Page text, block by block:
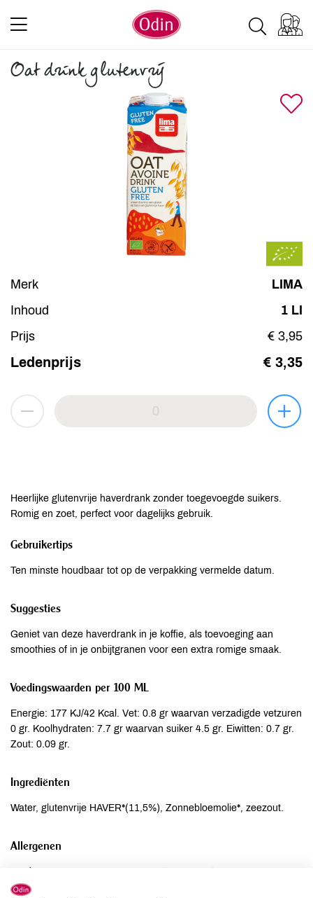
Oat drink glutenvrij
Merk
LIMA
Inhoud
1 LI
Prijs
€ 3,95
Ledenprijs € 3,35
Heerlijke glutenvrije haverdrank zonder toegevoegde suikers.
Romig en zoet, perfect voor dagelijks gebruik.
Gebruikertips
Ten minste houdbaar tot op de verpakking vermelde datum.
Suggesties
Geniet van deze haverdrank in je koffie, als toevoeging aan
smoothies of in je onbijtgranen voor een extra romige smaak.
Voedingswaarden per 100 ML
Energie: 177 KJ/42 Kcal. Vet: 0.8 gr waarvan verzadigde vetzuren
0 gr. Koolhydraten: 7.7 gr waarvan suiker 4.5 gr. Eiwitten: 0.7 gr.
Zout: 0.09 gr.
Ingrediënten
Water, glutenvrije HAVER*(11,5%), Zonnebloemolie*, zeezout.
Allergenen
Ei